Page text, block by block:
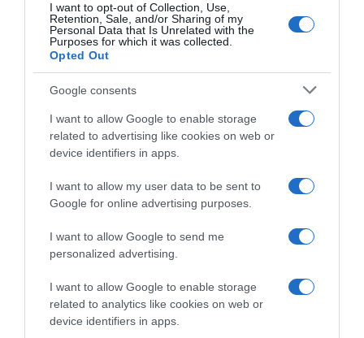
I want to opt-out of Collection, Use,
Retention, Sale, and/or Sharing of my
Personal Data that Is Unrelated with the
Purposes for which it was collected.
Opted Out
Google consents
I want to allow Google to enable storage
related to advertising like cookies on web or
device identifiers in apps.
I want to allow my user data to be sent to
Google for online advertising purposes.
I want to allow Google to send me
personalized advertising.
I want to allow Google to enable storage
related to analytics like cookies on web or
device identifiers in apps.
τυρί, και τη μαστίχα Χίου, του καθεστώτος
των Μικρών Νησιών Αιγαίου Πελάγους, η
πληρωμή τους θα πραγματοποιηθεί τον
Ιούνιο, ενώ όποιες εκκρεμότητες πληρωμών
αποτέλεσμα δεσμεύσεων εξαιτίας
πραγματοποίησης ελέγχων, και για τυχόν
εκκρεμότητες που αφορούν το σύνολο των
παρεμβάσεων υπό τη μορφή άμεσων
ολοκληρωθούν έως 30 Ιουνίου.
Ειδήσεις σήμερα:
Τραμπ: Τι κρύβεται πίσω από το ξαφνικό